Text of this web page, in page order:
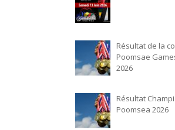
Résultat de la
Poomsae
2026
Résultat
Poomsea 2026